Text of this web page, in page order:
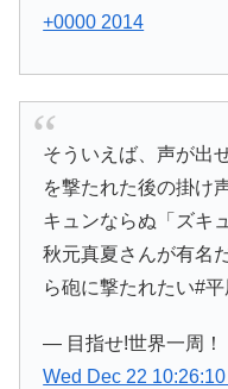
+0000 2014
そういえば、声が出
を撃たれた後の掛け
キュンならぬ「ズキ
秋元真夏さんが有名
ら砲に撃たれたい#
— 目指せ!世界一周！
Wed Dec 22